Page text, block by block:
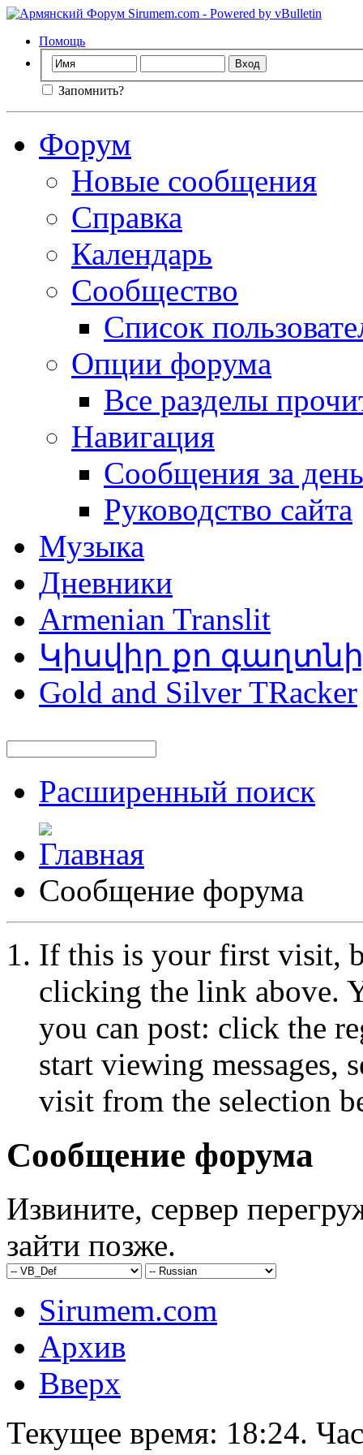
Помощь
Запомнить?
Форум
Новые сообщения
Справка
Календарь
Сообщество
Список
Опции форума
Все разделы
Навигация
Сообщения за день
Руководство сайта
Музыка
Дневники
Armenian Translit
Կիսվիր քո
Gold and Silver TRacker
Расширенный поиск
Сообщение форума
If this is your first visit,
clicking the link above.
you can post: click the
start viewing messages,
visit from the selection
Сообщение форума
Извините, сервер
зайти позже.
Sirumem.com
Архив
Вверх
Текущее время: 18:24.